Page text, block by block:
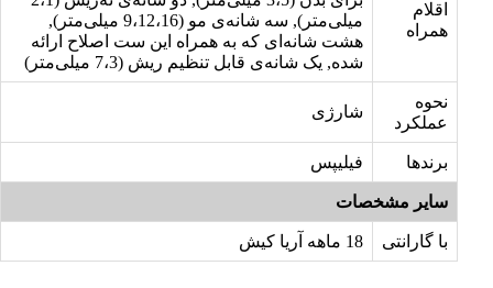
اقلام
همراه
میلی‌متر), سه شانه‌ی مو (9،12،16 میلی‌متر),
هشت شانه‌ای که به همراه این ست اصلاح ارائه
شده, یک شانه‌ی قابل تنظیم ریش (7،3 میلی‌متر)
نحوه
عملکرد
شارژی
برندها فیلیپس
سایر مشخصات
با گارانتی 18 ماهه آریا کیش